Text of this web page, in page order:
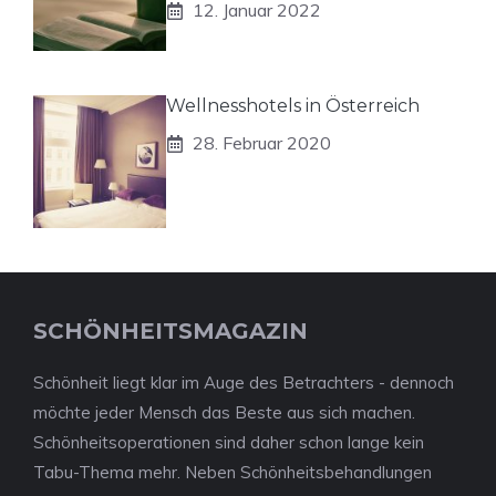
12. Januar 2022
Wellnesshotels in Österreich
28. Februar 2020
SCHÖNHEITSMAGAZIN
Schönheit liegt klar im Auge des Betrachters - dennoch
möchte jeder Mensch das Beste aus sich machen.
Schönheitsoperationen sind daher schon lange kein
Tabu-Thema mehr. Neben Schönheitsbehandlungen